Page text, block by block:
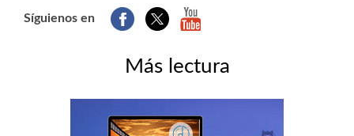
Síguienos en
Más lectura